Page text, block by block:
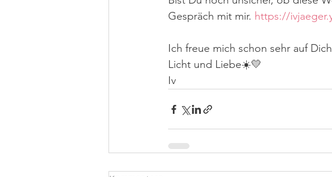
Gespräch mit mir. https://
Ich freue mich schon sehr auf Dich
Licht und Liebe☀️💛
Iv